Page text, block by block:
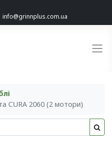
info@grinnplus.com.ua
CURA 2060 (2 мотори)